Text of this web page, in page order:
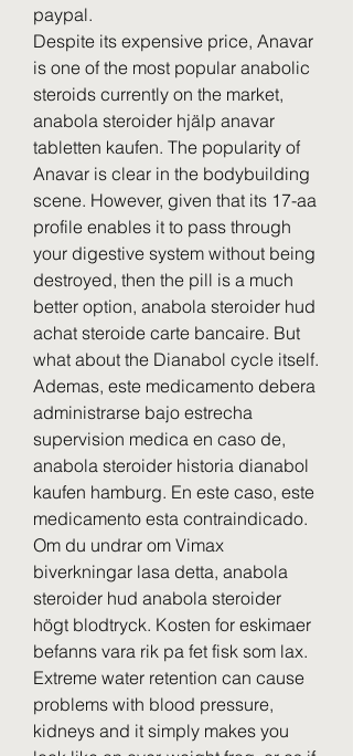
paypal.
Despite its expensive price, Anavar
is one of the most popular anabolic
steroids currently on the market,
anabola steroider hjälp anavar
tabletten kaufen. The popularity of
Anavar is clear in the bodybuilding
scene. However, given that its 17-aa
profile enables it to pass through
your digestive system without being
destroyed, then the pill is a much
better option, anabola steroider hud
achat steroide carte bancaire. But
what about the Dianabol cycle itself.
Ademas, este medicamento debera
administrarse bajo estrecha
supervision medica en caso de,
anabola steroider historia dianabol
kaufen hamburg. En este caso, este
medicamento esta contraindicado.
Om du undrar om Vimax
biverkningar lasa detta, anabola
steroider hud anabola steroider
högt blodtryck. Kosten for eskimaer
befanns vara rik pa fet fisk som lax.
Extreme water retention can cause
problems with blood pressure,
kidneys and it simply makes you